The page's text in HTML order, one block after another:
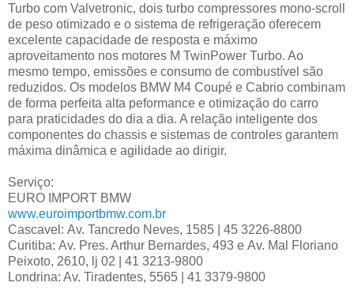
Turbo com Valvetronic, dois turbo compressores mono-scroll
de peso otimizado e o sistema de refrigeração oferecem
excelente capacidade de resposta e máximo
aproveitamento nos motores M TwinPower Turbo. Ao
mesmo tempo, emissões e consumo de combustível são
reduzidos. Os modelos BMW M4 Coupé e Cabrio combinam
de forma perfeita alta peformance e otimização do carro
para praticidades do dia a dia. A relação inteligente dos
componentes do chassis e sistemas de controles garantem
máxima dinâmica e agilidade ao dirigir.
Serviço:
EURO IMPORT BMW
www.euroimportbmw.com.br
Cascavel: Av. Tancredo Neves, 1585 | 45 3226-8800
Curitiba: Av. Pres. Arthur Bernardes, 493 e Av. Mal Floriano
Peixoto, 2610, lj 02 | 41 3213-9800
Londrina: Av. Tiradentes, 5565 | 41 3379-9800